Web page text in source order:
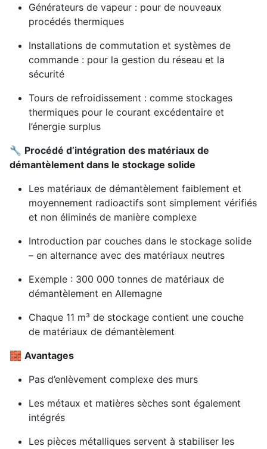
Générateurs de vapeur : pour de nouveaux
procédés thermiques
Installations de commutation et systèmes de
commande : pour la gestion du réseau et la
sécurité
Tours de refroidissement : comme stockages
thermiques pour le courant excédentaire et
l’énergie surplus
🔧 Procédé d’intégration des matériaux de
démantèlement dans le stockage solide
Les matériaux de démantèlement faiblement et
moyennement radioactifs sont simplement vérifiés
et non éliminés de manière complexe
Introduction par couches dans le stockage solide
– en alternance avec des matériaux neutres
Exemple : 300 000 tonnes de matériaux de
démantèlement en Allemagne
Chaque 11 m³ de stockage contient une couche
de matériaux de démantèlement
🧱 Avantages
Pas d’enlèvement complexe des murs
Les métaux et matières sèches sont également
intégrés
Les pièces métalliques servent à stabiliser les